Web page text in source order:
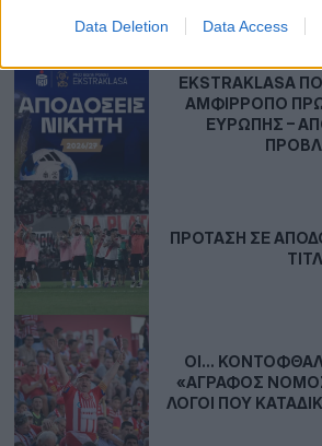
Data Deletion Data Access
ΣΧΕΤΙΚΆ ΆΡΘΡΑ
EKSTRAKLASA
ΑΜΦΊΡΡΟΠΟ
ΕΥΡΏΠΗΣ –
ΠΡΌΤΑΣΗ ΣΕ
ΟΙ…
«ΆΓΡΑΦΟΣ
ΛΌΓΟΙ ΠΟΥ